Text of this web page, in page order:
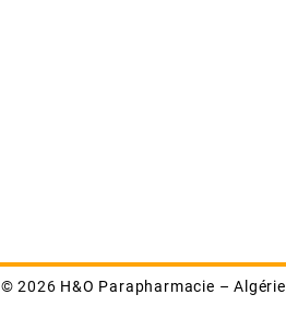
© 2026 H&O Parapharmacie – Algérie